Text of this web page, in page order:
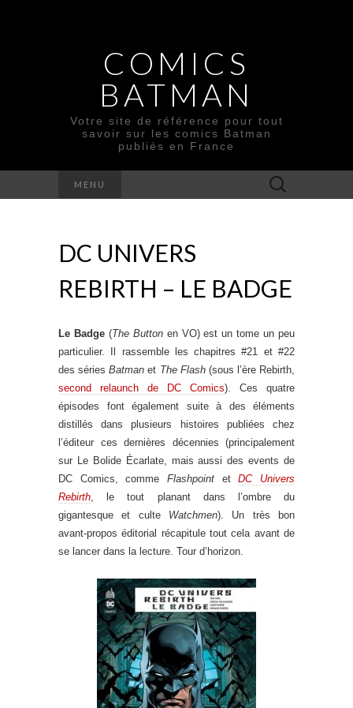
COMICS
BATMAN
Votre site de référence pour tout
savoir sur les comics Batman
publiés en France
MENU Rechercher :
DC UNIVERS
REBIRTH – LE BADGE
Le Badge(The Buttonen VO) est un tome un peu
particulier. Il rassemble les chapitres #21 et #22
des sériesBatman et The Flash(sous l’ère Rebirth,
second relaunch de DC Comics). Ces quatre
épisodes font également suite à des éléments
distillés dans plusieurs histoires publiées chez
l’éditeur ces dernières décennies (principalement
sur Le Bolide Écarlate, mais aussi des events de
DC Comics, comme Flashpoint etDC Univers
Rebirth, le tout planant dans l’ombre du
gigantesque et culte Watchmen). Un très bon
avant-propos éditorial récapitule tout cela avant de
se lancer dans la lecture. Tour d’horizon.